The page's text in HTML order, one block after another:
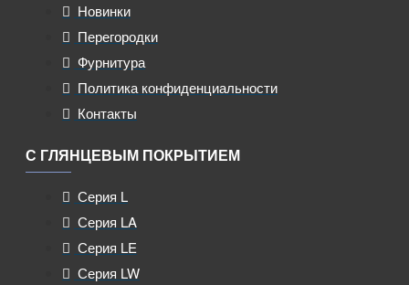
Новинки
Перегородки
Фурнитура
Политика конфиденциальности
Контакты
С ГЛЯНЦЕВЫМ ПОКРЫТИЕМ
Серия L
Серия LA
Серия LE
Серия LW